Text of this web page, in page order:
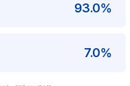
93.0%
7.0%